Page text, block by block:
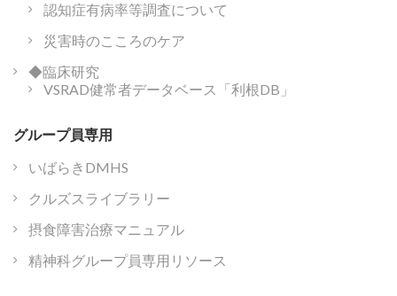
認知症有病率等調査について
災害時のこころのケア
◆臨床研究
VSRAD健常者データベース「利根DB」
グループ員専用
いばらきDMHS
クルズスライブラリー
摂食障害治療マニュアル
精神科グループ員専用リソース